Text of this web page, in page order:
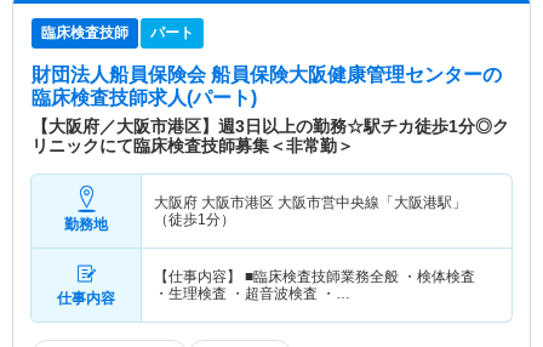
臨床検査技師 パート
財団法人船員保険会 船員保険大阪健康管理センターの
臨床検査技師求人(パート)
【大阪府／大阪市港区】週3日以上の勤務☆駅チカ徒歩1分◎ク
リニックにて臨床検査技師募集＜非常勤＞
勤務地
大阪府 大阪市港区 大阪市営中央線「大阪港駅」
（徒歩1分）
仕事内容
【仕事内容】 ■臨床検査技師業務全般 ・検体検査
・生理検査 ・超音波検査 ・…